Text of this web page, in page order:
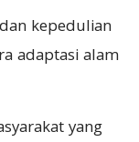
kepedulian
adaptasi alam
yang